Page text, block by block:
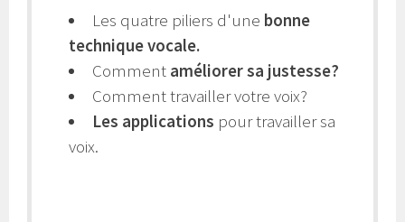
Les quatre piliers d'une bonne
technique vocale.
Comment améliorer sa justesse?
Comment travailler votre voix?
Les applications pour travailler sa
voix.